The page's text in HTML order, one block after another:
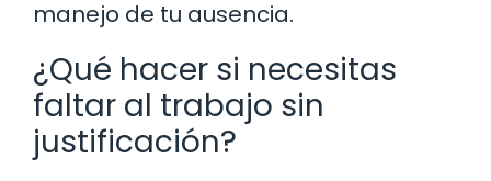
manejo de tu ausencia.
¿Qué hacer si necesitas
faltar al trabajo sin
justificación?